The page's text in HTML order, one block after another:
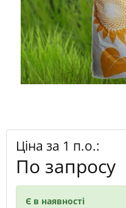
Ціна за 1 п.о.:
По запросу
Є в наявності